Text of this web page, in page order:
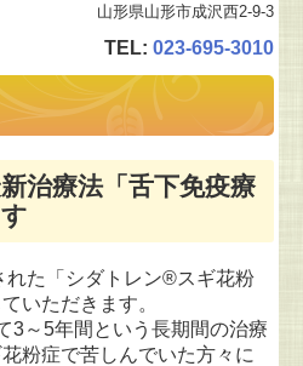
山形県山形市成沢西2-9-3
TEL: 023-695-3010
治療法「舌下免疫療
れた「シダトレン®スギ花粉
いただきます。
3～5年間という長期間の治療
粉症で苦しんでいた方々に